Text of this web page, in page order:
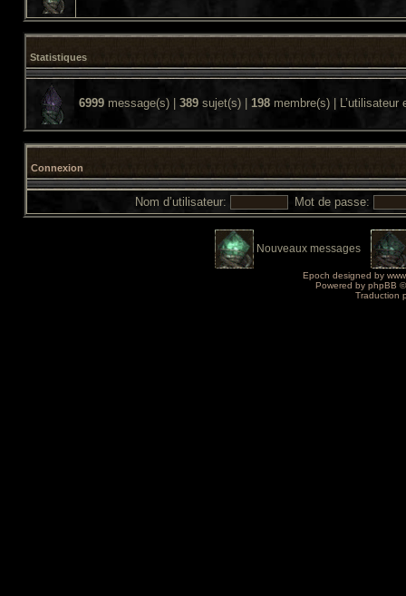
Statistiques
6999 message(s) | 389 sujet(s) | 198 membre(s) |
Connexion
Nom d’utilisateur: Mot de passe:
Nouveaux messages
Epoch designed by
Powered by phpBB
Traduction